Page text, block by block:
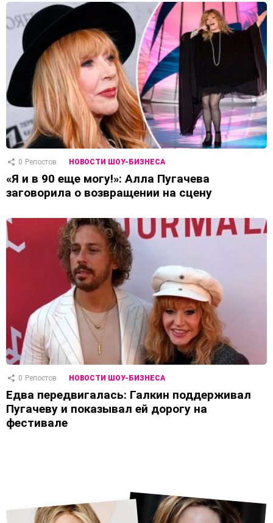
0 Репостов НОВОСТИ ШОУ-БИЗНЕСА
«Я и в 90 еще могу!»: Алла Пугачева
заговорила о возвращении на сцену
0 Репостов НОВОСТИ ШОУ-БИЗНЕСА
Едва передвигалась: Галкин поддерживал
Пугачеву и показывал ей дорогу на
фестивале